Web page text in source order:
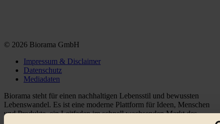
© 2026 Biorama GmbH
Impressum & Disclaimer
Datenschutz
Mediadaten
Biorama steht für einen nachhaltigen Lebensstil und bewussten
Lebenswandel. Es ist eine moderne Plattform für Ideen, Menschen
und Produkte, ein Leitfaden im schnell wachsenden Markt des